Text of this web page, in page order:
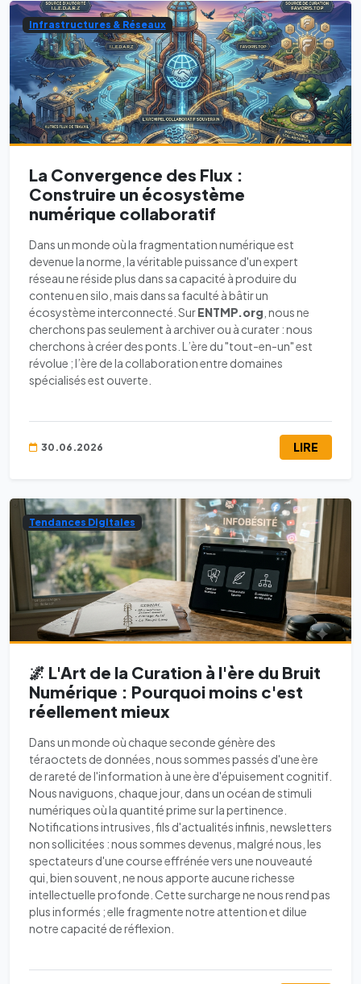
Infrastructures & Réseaux
La Convergence des Flux :
Construire un écosystème
numérique collaboratif
Dans un monde où la fragmentation numérique est
devenue la norme, la véritable puissance d'un expert
réseau ne réside plus dans sa capacité à produire du
contenu en silo, mais dans sa faculté à bâtir un
écosystème interconnecté. SurENTMP.org , nous ne
cherchons pas seulement à archiver ou à curater : nous
cherchons à créer des ponts. L’ère du "tout-en-un" est
révolue ; l’ère de la collaboration entre domaines
spécialisés est ouverte.
30.06.2026 LIRE
Tendances Digitales
🌌 L'Art de la Curation à l'ère du Bruit
Numérique : Pourquoi moins c'est
réellement mieux
Dans un monde où chaque seconde génère des
téraoctets de données, nous sommes passés d'une ère
de rareté de l'information à une ère d'épuisement cognitif.
Nous naviguons, chaque jour, dans un océan de stimuli
numériques où la quantité prime sur la pertinence.
Notifications intrusives, fils d'actualités infinis, newsletters
non sollicitées : nous sommes devenus, malgré nous, les
spectateurs d'une course effrénée vers une nouveauté
qui, bien souvent, ne nous apporte aucune richesse
intellectuelle profonde. Cette surcharge ne nous rend pas
plus informés ; elle fragmente notre attention et dilue
notre capacité de réflexion.